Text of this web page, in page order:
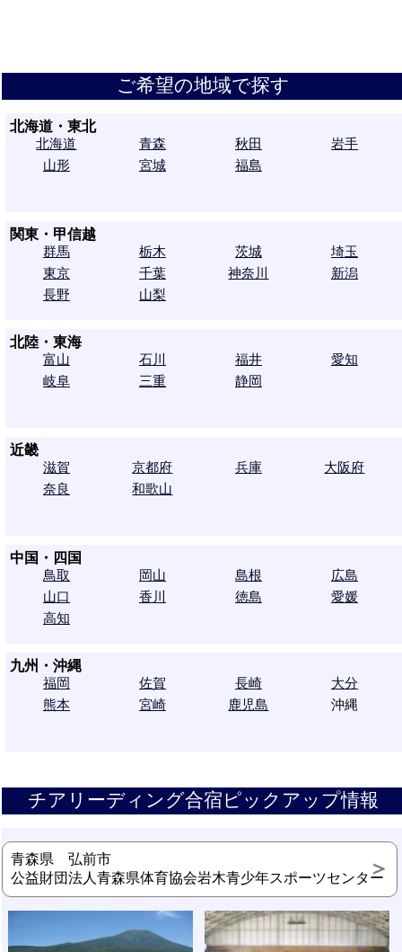
ご希望の地域で探す
北海道・東北
北海道
青森 秋田
岩手
山形
宮城 福島
関東・甲信越
群馬
栃木 茨城
埼玉
東京
千葉 神奈川
新潟
長野
山梨
北陸・東海
富山
石川 福井
愛知
岐阜
三重 静岡
近畿
滋賀
京都府 兵庫
大阪府
奈良
和歌山
中国・四国
鳥取
岡山 島根
広島
山口
香川 徳島
愛媛
高知
九州・沖縄
福岡
佐賀 長崎
大分
熊本
宮崎 鹿児島 沖縄
チアリーディング合宿ピックアップ情報
青森県 弘前市
公益財団法人青森県体育協会岩木青少年スポーツセンター